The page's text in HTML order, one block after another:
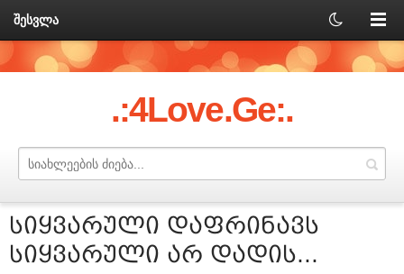
შესვლა
.:4Love.Ge:.
სიყვარული დაფრინავს
სიყვარული არ დადის...